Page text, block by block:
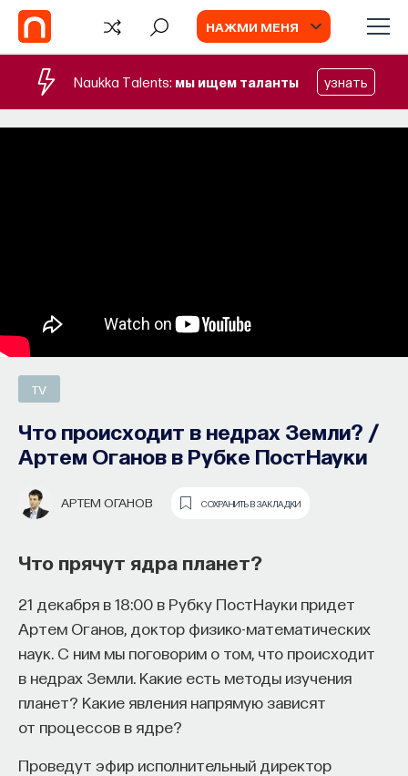
НАЖМИ МЕНЯ
Naukka Talents: мы ищем таланты узнать
TV
Что происходит в недрах Земли? /
Артем Оганов в Рубке ПостНауки
АРТЕМ ОГАНОВ СОХРАНИТЬ В ЗАКЛАДКИ
Что прячут ядра планет?
21 декабря в 18:00 в Рубку ПостНауки придет
Артем Оганов, доктор физико-математических
наук. С ним мы поговорим о том, что происходит
в недрах Земли. Какие есть методы изучения
планет? Какие явления напрямую зависят
от процессов в ядре?
Проведут эфир исполнительный директор
СОБЫТИЯ
ВЯЧЕСЛАВ ДУБЫНИН СОХРАНИТЬ В ЗАКЛАДКИ
Как наши память, потребности,
эмоции, внимание, воля связаны
с передачей сигналов
от нейромедиаторов?
Как устроена наша нервная система
на структурном, клеточном и молекулярном